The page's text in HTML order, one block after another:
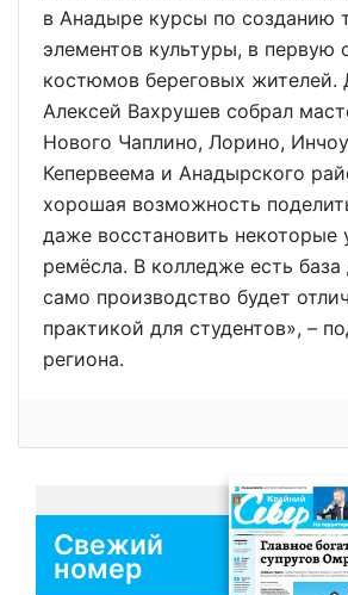
в Анадыре курсы по созданию
элементов культуры, в первую
костюмов береговых жителей.
Алексей Вахрушев собрал
Нового Чаплино, Лорино,
Кепервеема и Анадырского
хорошая возможность
даже восстановить некоторые
ремёсла. В колледже есть база
само производство будет
практикой для студентов», –
региона.
Свежий
номер